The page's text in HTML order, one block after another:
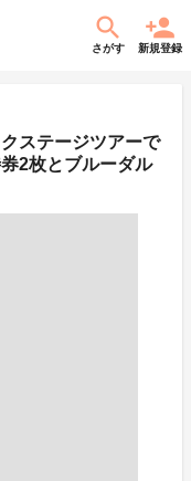
さがす 新規登録
ステージツアーで
2枚とブルーダル